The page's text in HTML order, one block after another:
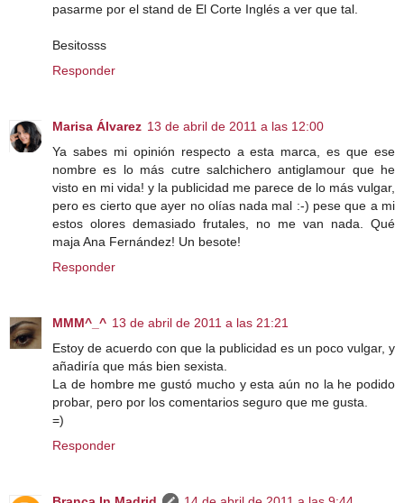
pasarme por el stand de El Corte Inglés a ver que tal.
Besitosss
Responder
Marisa Álvarez 13 de abril de 2011 a las 12:00
Ya sabes mi opinión respecto a esta marca, es que ese
nombre es lo más cutre salchichero antiglamour que he
visto en mi vida! y la publicidad me parece de lo más vulgar,
pero es cierto que ayer no olías nada mal :-) pese que a mi
estos olores demasiado frutales, no me van nada. Qué
maja Ana Fernández! Un besote!
Responder
MMM^_^ 13 de abril de 2011 a las 21:21
Estoy de acuerdo con que la publicidad es un poco vulgar, y
añadiría que más bien sexista.
La de hombre me gustó mucho y esta aún no la he podido
probar, pero por los comentarios seguro que me gusta.
=)
Responder